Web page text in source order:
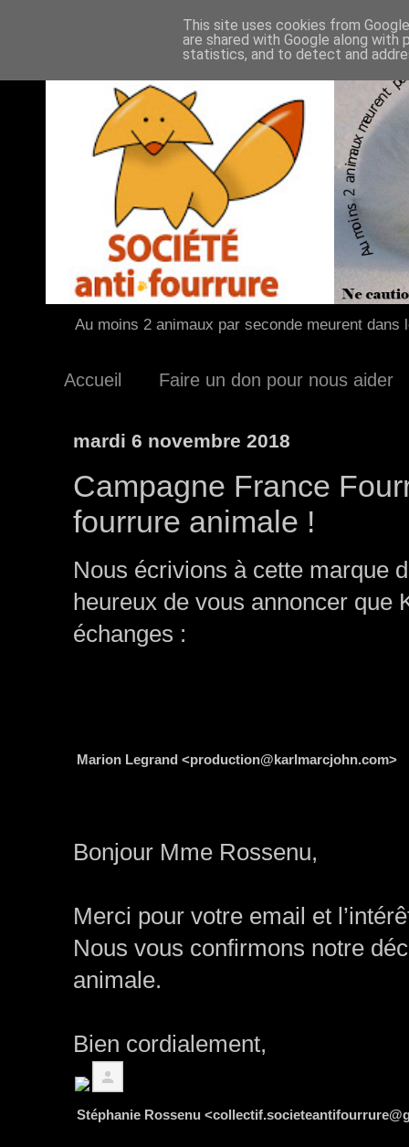
Au moins 2 animaux par seconde meurent
Accueil Faire un don pour nous aider
mardi 6 novembre 2018
Campagne France
fourrure animale !
Nous écrivions à cette marque
heureux de vous annoncer que
échanges :
Marion Legrand <production@karlmarcjohn.com>
Bonjour Mme Rossenu,
Merci pour votre email et
Nous vous confirmons notre
animale.
Bien cordialement,
Stéphanie Rossenu <
This site uses cookies from
are shared with Google along
statistics, and to detect and